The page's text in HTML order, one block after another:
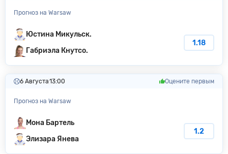
Прогноз на Warsaw
Юстина Микульск.
Габриэла Кнутсо.
1.18
6 Августа13:00 Оцените первым
Прогноз на Warsaw
Мона Бартель
Элизара Янева
1.2